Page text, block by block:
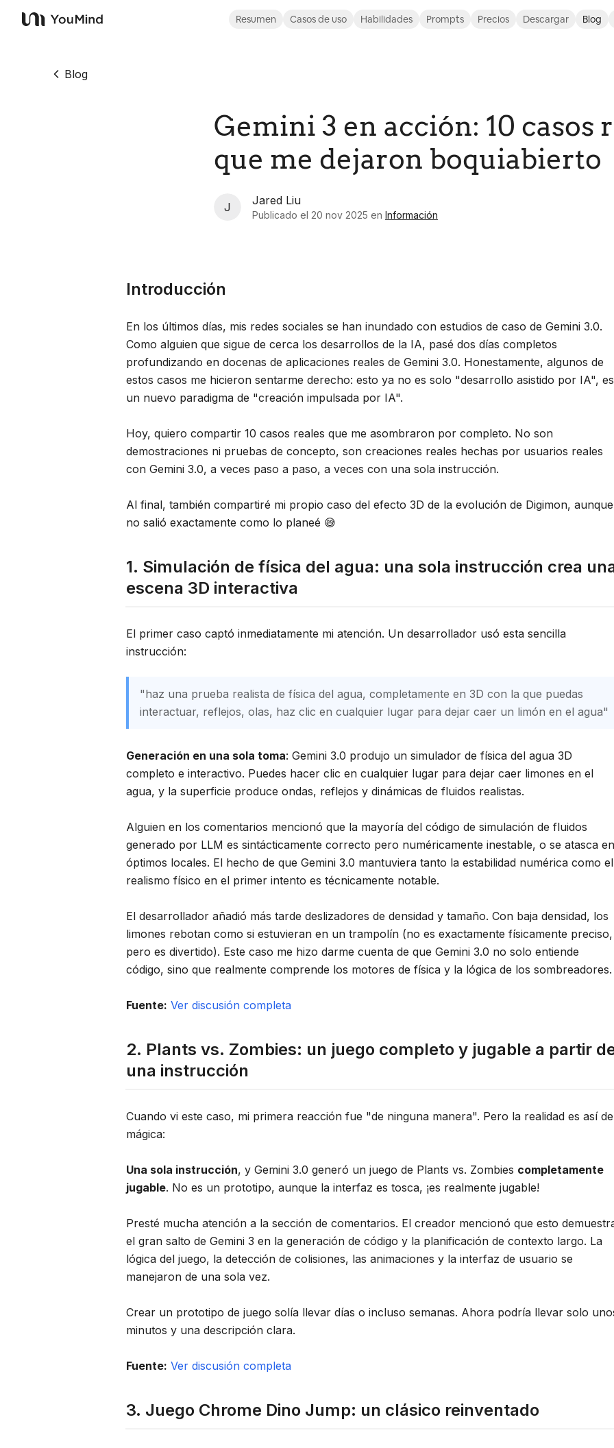
YouMind
Resumen Casos de uso Habilidades Prompts Precios Descargar Blog
Blog
Gemini 3 en acción: 10 casos
que me dejaron boquiabierto
J Jared Liu
Publicado el 20 nov 2025 en Información
Introducción
En los últimos días, mis redes sociales se han inundado con estudios de caso de Gemini 3.0.
Como alguien que sigue de cerca los desarrollos de la IA, pasé dos días completos
profundizando en docenas de aplicaciones reales de Gemini 3.0. Honestamente, algunos de
estos casos me hicieron sentarme derecho: esto ya no es solo "desarrollo asistido por IA", es
un nuevo paradigma de "creación impulsada por IA".
Hoy, quiero compartir 10 casos reales que me asombraron por completo. No son
demostraciones ni pruebas de concepto, son creaciones reales hechas por usuarios reales
con Gemini 3.0, a veces paso a paso, a veces con una sola instrucción.
Al final, también compartiré mi propio caso del efecto 3D de la evolución de Digimon, aunque
no salió exactamente como lo planeé 😅
1. Simulación de física del agua: una sola instrucción crea
escena 3D interactiva
El primer caso captó inmediatamente mi atención. Un desarrollador usó esta sencilla
instrucción:
"haz una prueba realista de física del agua, completamente en 3D con la que puedas
interactuar, reflejos, olas, haz clic en cualquier lugar para dejar caer un limón en el agua"
Generación en una sola toma: Gemini 3.0 produjo un simulador de física del agua 3D
completo e interactivo. Puedes hacer clic en cualquier lugar para dejar caer limones en el
agua, y la superficie produce ondas, reflejos y dinámicas de fluidos realistas.
Alguien en los comentarios mencionó que la mayoría del código de simulación de fluidos
generado por LLM es sintácticamente correcto pero numéricamente inestable, o se atasca en
óptimos locales. El hecho de que Gemini 3.0 mantuviera tanto la estabilidad numérica como el
realismo físico en el primer intento es técnicamente notable.
El desarrollador añadió más tarde deslizadores de densidad y tamaño. Con baja densidad, los
limones rebotan como si estuvieran en un trampolín (no es exactamente físicamente preciso,
pero es divertido). Este caso me hizo darme cuenta de que Gemini 3.0 no solo entiende
código, sino que realmente comprende los motores de física y la lógica de los sombreadores.
Fuente: Ver discusión completa
2. Plants vs. Zombies: un juego completo y jugable a partir
una instrucción
Cuando vi este caso, mi primera reacción fue "de ninguna manera". Pero la realidad es así de
mágica:
Una sola instrucción, y Gemini 3.0 generó un juego de Plants vs. Zombies completamente
jugable. No es un prototipo, aunque la interfaz es tosca, ¡es realmente jugable!
Presté mucha atención a la sección de comentarios. El creador mencionó que esto
el gran salto de Gemini 3 en la generación de código y la planificación de contexto largo. La
lógica del juego, la detección de colisiones, las animaciones y la interfaz de usuario se
manejaron de una sola vez.
Crear un prototipo de juego solía llevar días o incluso semanas. Ahora podría llevar solo
minutos y una descripción clara.
Fuente: Ver discusión completa
3. Juego Chrome Dino Jump: un clásico reinventado